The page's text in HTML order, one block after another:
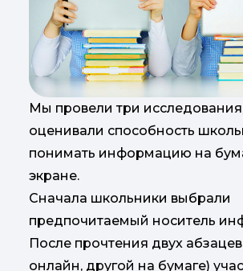
Мы провели три
оценивали способность
понимать информацию на
экране.
Сначала школьники выбрали
предпочитаемый носитель
После прочтения двух
онлайн, другой на бумаге)